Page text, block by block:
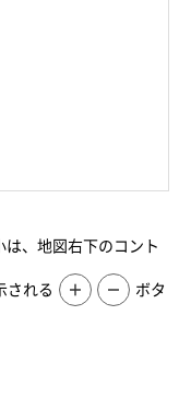
、地図右下のコント
される ＋ － ボタ